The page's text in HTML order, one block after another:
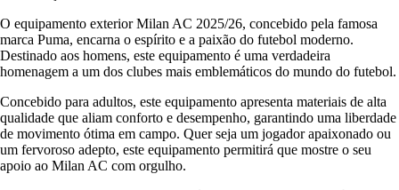
O equipamento exterior Milan AC 2025/26, concebido pela famosa
marca Puma, encarna o espírito e a paixão do futebol moderno.
Destinado aos homens, este equipamento é uma verdadeira
homenagem a um dos clubes mais emblemáticos do mundo do futebol.
Concebido para adultos, este equipamento apresenta materiais de alta
qualidade que aliam conforto e desempenho, garantindo uma liberdade
de movimento ótima em campo. Quer seja um jogador apaixonado ou
um fervoroso adepto, este equipamento permitirá que mostre o seu
apoio ao Milan AC com orgulho.